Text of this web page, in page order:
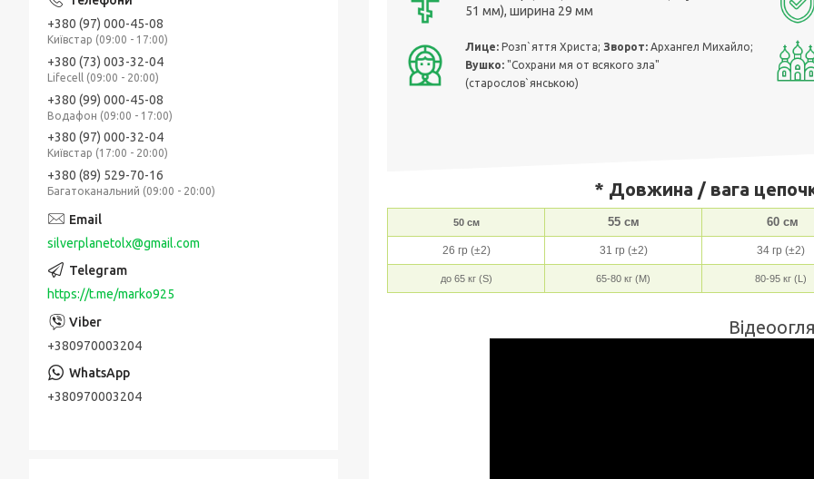
51 мм), ширина 29 мм
Лице: Розп`яття Христа; Зворот: Архангел Михайло;
Вушко: "Сохрани мя от всякого зла"
(старослов`янською)
* Довжина / вага
50 см 55 см 60 см
26 гр (±2) 31 гр (±2) 34 гр (±2)
до 65 кг (S) 65-80 кг (M) 80-95 кг (L)
+380 (97) 000-45-08
Київстар (09:00 - 17:00)
+380 (73) 003-32-04
Lifecell (09:00 - 20:00)
+380 (99) 000-45-08
Водафон (09:00 - 17:00)
+380 (97) 000-32-04
Київстар (17:00 - 20:00)
+380 (89) 529-70-16
Багатоканальний (09:00 - 20:00)
silverplanetolx@gmail.com
https://t.me/marko925
+380970003204
+380970003204